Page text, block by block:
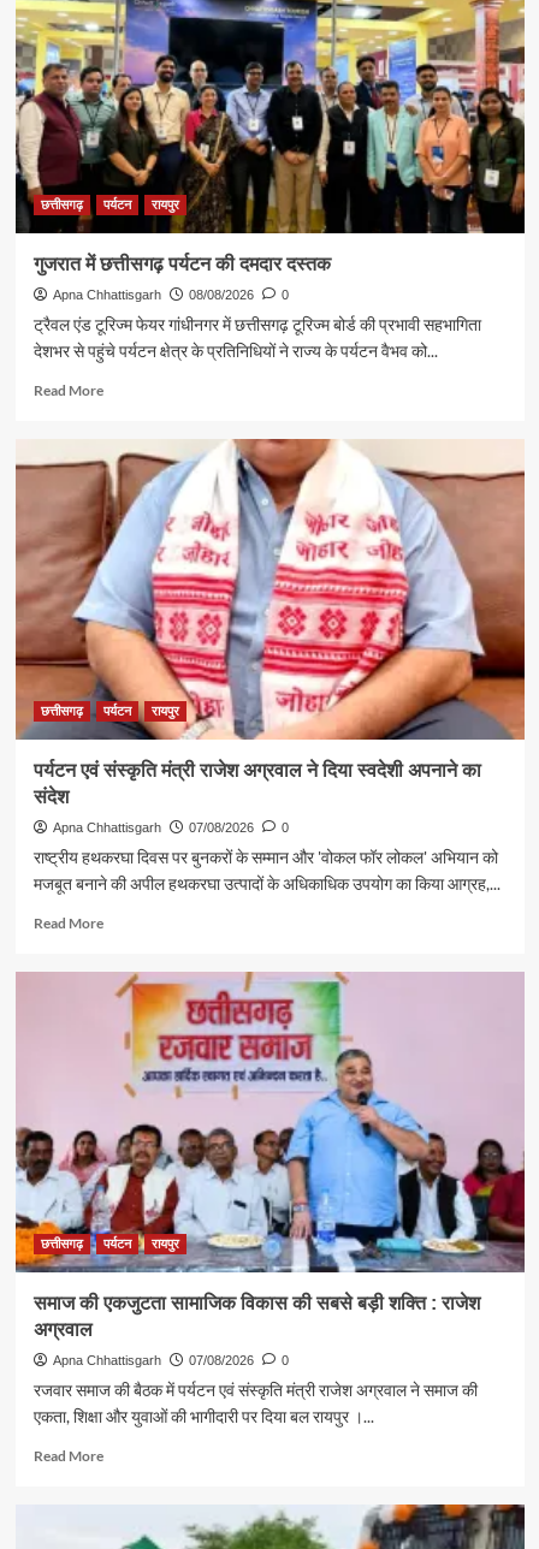
छत्तीसगढ़ पर्यटन रायपुर
गुजरात में छत्तीसगढ़ पर्यटन की दमदार दस्तक
Apna Chhattisgarh 08/08/2026 0
ट्रैवल एंड टूरिज्म फेयर गांधीनगर में छत्तीसगढ़ टूरिज्म बोर्ड की प्रभावी सहभागिता
देशभर से पहुंचे पर्यटन क्षेत्र के प्रतिनिधियों ने राज्य के पर्यटन वैभव को...
Read MoreRead
गुजरात
में
छत्तीसगढ़
पर्यटन
की
दमदार
दस्तक
छत्तीसगढ़ पर्यटन रायपुर
पर्यटन एवं संस्कृति मंत्री राजेश अग्रवाल ने दिया स्वदेशी अपनाने का
संदेश
Apna Chhattisgarh 07/08/2026 0
राष्ट्रीय हथकरघा दिवस पर बुनकरों के सम्मान और 'वोकल फॉर लोकल' अभियान को
मजबूत बनाने की अपील हथकरघा उत्पादों के अधिकाधिक उपयोग का किया आग्रह,...
Read MoreRead
पर्यटन
संस्कृति
राजेश
अग्रवाल
दिया
स्वदेशी
अपनाने
का
संदेश
छत्तीसगढ़ पर्यटन रायपुर
समाज की एकजुटता सामाजिक विकास की सबसे बड़ी शक्ति : राजेश
अग्रवाल
Apna Chhattisgarh 07/08/2026 0
रजवार समाज की बैठक में पर्यटन एवं संस्कृति मंत्री राजेश अग्रवाल ने समाज की
एकता, शिक्षा और युवाओं की भागीदारी पर दिया बल रायपुर ।...
Read MoreRead